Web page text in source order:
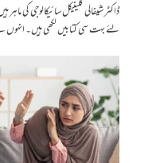
ڈاکٹر شیفالی کلینیکل سائیکالوجی
لئے بہت سی کتابیں لکھی ہیں۔ انہوں